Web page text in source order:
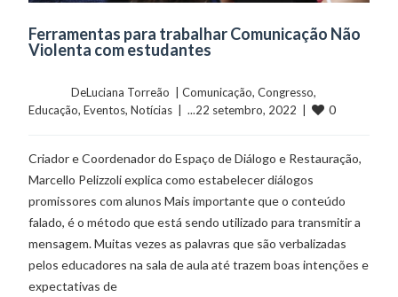
Ferramentas para trabalhar Comunicação Não
Violenta com estudantes
	    	DeLuciana Torreão  |
Comunicação, Congresso
Educação, Eventos, Notícias
  |  ...22 setembro, 2022  |
0
Criador e Coordenador do Espaço de Diálogo e Restauração,
Marcello Pelizzoli explica como estabelecer diálogos
promissores com alunos Mais importante que o conteúdo
falado, é o método que está sendo utilizado para transmitir a
mensagem. Muitas vezes as palavras que são verbalizadas
pelos educadores na sala de aula até trazem boas intenções e
expectativas de